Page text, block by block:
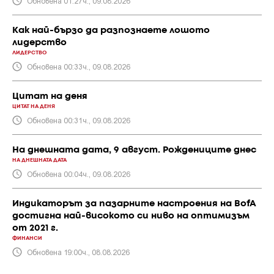
Как най-бързо да разпознаете лошото
лидерство
ЛИДЕРСТВО
Обновена 00:33ч., 09.08.2026
Цитат на деня
ЦИТАТ НА ДЕНЯ
Обновена 00:31ч., 09.08.2026
На днешната дата, 9 август. Рождениците днес
НА ДНЕШНАТА ДАТА
Обновена 00:04ч., 09.08.2026
Индикаторът за пазарните настроения на BofA
достигна най-високото си ниво на оптимизъм
от 2021 г.
ФИНАНСИ
Обновена 19:00ч., 08.08.2026